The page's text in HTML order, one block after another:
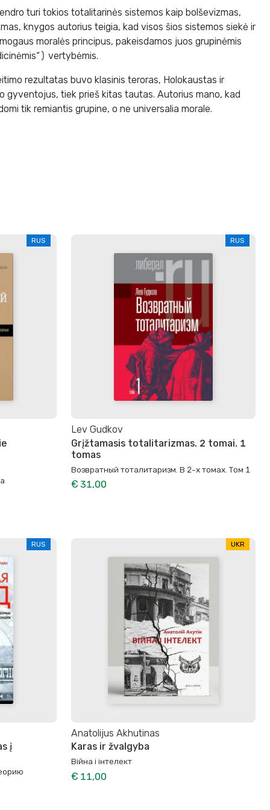
turi tokios totalitarinės sistemos kaip bolševizmas,
knygos autorius teigia, kad visos šios sistemos siekė ir
moralės principus, pakeisdamos juos grupinėmis
vertybėmis.
rezultatas buvo klasinis teroras, Holokaustas ir
gyventojus, tiek prieš kitas tautas. Autorius mano, kad
tik remiantis grupine, o ne universalia morale.
RUS RUS
Lev Gudkov
Grįžtamasis totalitarizmas. 2 tomai. 1
tomas
Возвратный тоталитаризм. В 2-х томах. Том 1
€ 31,00
RUS
į
UKR
Anatolijus Akhutinas
Karas ir žvalgyba
Війна і інтелект
€ 11,00